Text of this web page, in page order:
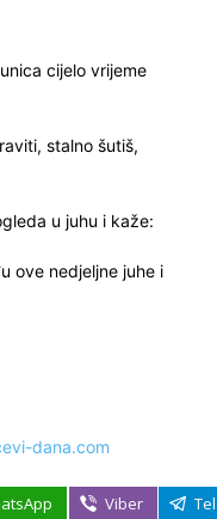
cijelo vrijeme
stalno šutiš,
u juhu i kaže:
ove nedjeljne juhe i
dana.com
Viber